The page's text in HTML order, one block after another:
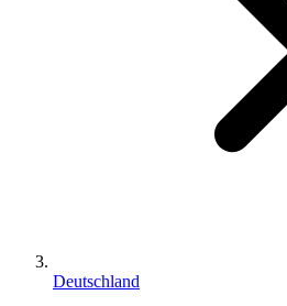
Deutschland